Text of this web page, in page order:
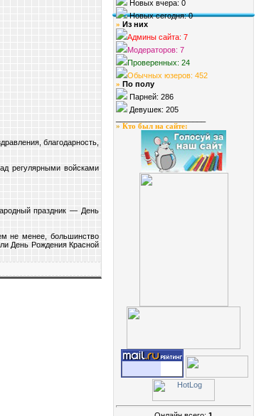
благодарность,
регулярными войсками
праздник — День
не менее, большинство
День Рождения Красной
Новых вчера: 0
Новых сегодня: 0
» Из них
Админы сайта: 7
Модераторов: 7
Проверенных: 24
Обычных юзеров: 452
» По полу
Парней: 286
Девушек: 205
» Кто был на сайте: